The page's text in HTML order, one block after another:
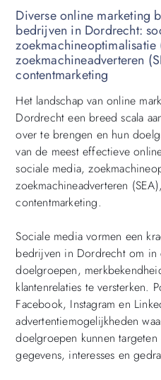
Diverse online marketing
bedrijven in Dordrecht:
zoekmachineoptimalisatie
zoekmachineadverteren
contentmarketing
Het landschap van online
Dordrecht een breed scala
over te brengen en hun
van de meest effectieve
sociale media,
zoekmachineadverteren
contentmarketing.
Sociale media vormen een
bedrijven in Dordrecht om in
doelgroepen,
klantenrelaties te versterken.
Facebook, Instagram en
advertentiemogelijkheden
doelgroepen kunnen
gegevens, interesses en